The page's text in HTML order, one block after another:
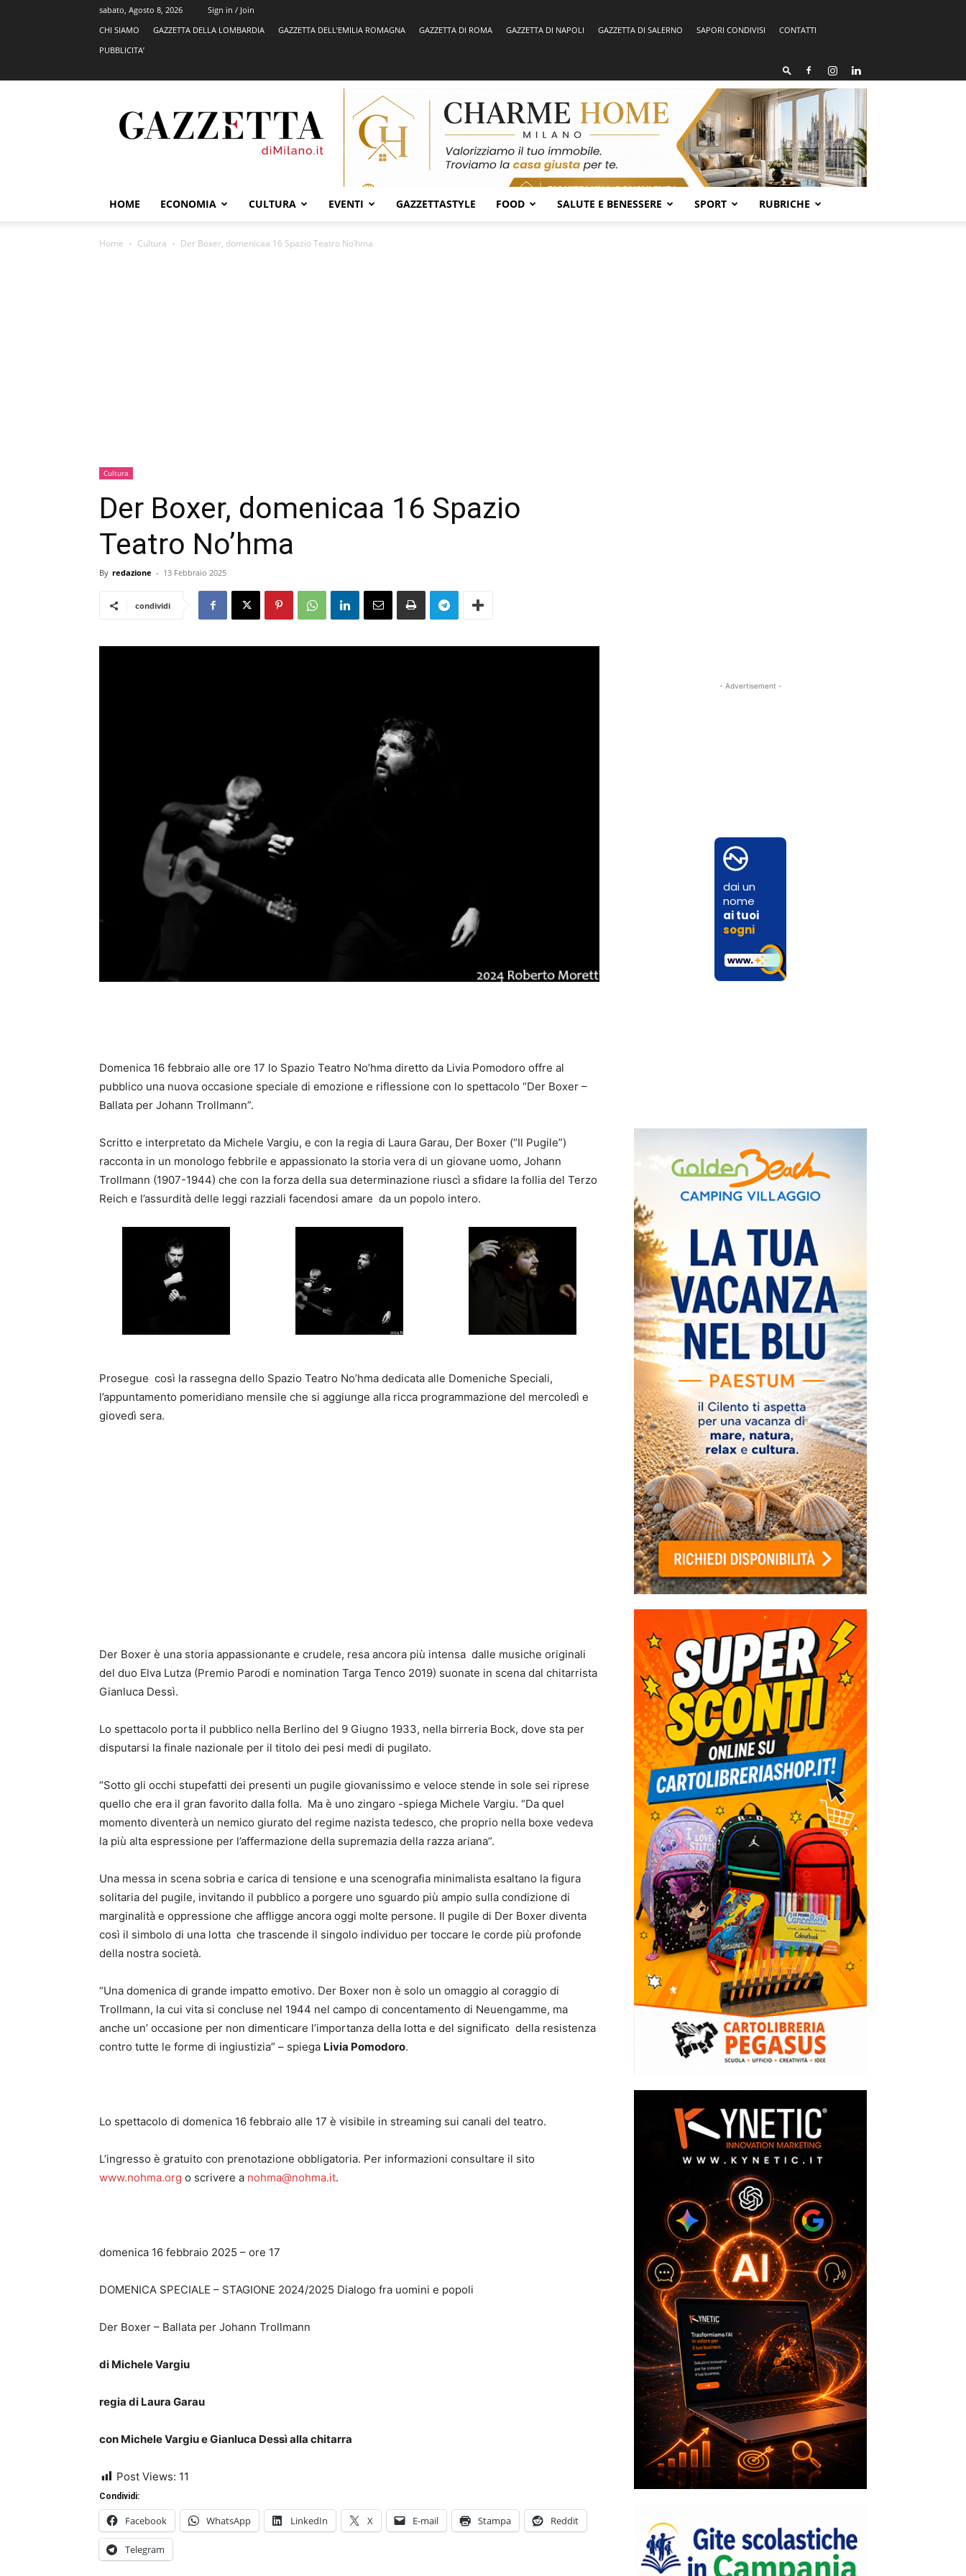
sabato, Agosto 8, 2026
Sign in / Join
CHI SIAMO
GAZZETTA DELLA LOMBARDIA GAZZETTA DELL’EMILIA ROMAGNA GAZZETTA DI ROMA GAZZETTA DI NAPOLI GAZZETTA DI SALERNO SAPORI CONDIVISI
CONTATTI
PUBBLICITA’
HOME ECONOMIA CULTURA EVENTI GAZZETTASTYLE FOOD SALUTE E BENESSERE SPORT RUBRICHE
Home Cultura Der Boxer, domenicaa 16 Spazio Teatro No’hma
Cultura
Der Boxer, domenicaa 16 Spazio
Teatro No’hma
By redazione - 13 Febbraio 2025
condividi
Domenica 16 febbraio alle ore 17 lo Spazio Teatro No’hma diretto da Livia Pomodoro offre al
pubblico una nuova occasione speciale di emozione e riflessione con lo spettacolo “Der Boxer –
Ballata per Johann Trollmann”.
Scritto e interpretato da Michele Vargiu, e con la regia di Laura Garau, Der Boxer (“Il Pugile”)
racconta in un monologo febbrile e appassionato la storia vera di un giovane uomo, Johann
Trollmann (1907-1944) che con la forza della sua determinazione riuscì a sfidare la follia del Terzo
Reich e l’assurdità delle leggi razziali facendosi amare da un popolo intero.
Prosegue così la rassegna dello Spazio Teatro No’hma dedicata alle Domeniche Speciali,
l’appuntamento pomeridiano mensile che si aggiunge alla ricca programmazione del mercoledì e
giovedì sera.
Der Boxer è una storia appassionante e crudele, resa ancora più intensa dalle musiche originali
del duo Elva Lutza (Premio Parodi e nomination Targa Tenco 2019) suonate in scena dal chitarrista
Gianluca Dessì.
Lo spettacolo porta il pubblico nella Berlino del 9 Giugno 1933, nella birreria Bock, dove sta per
disputarsi la finale nazionale per il titolo dei pesi medi di pugilato.
“Sotto gli occhi stupefatti dei presenti un pugile giovanissimo e veloce stende in sole sei riprese
quello che era il gran favorito dalla folla. Ma è uno zingaro -spiega Michele Vargiu. “Da quel
momento diventerà un nemico giurato del regime nazista tedesco, che proprio nella boxe vedeva
la più alta espressione per l’affermazione della supremazia della razza ariana”.
Una messa in scena sobria e carica di tensione e una scenografia minimalista esaltano la figura
solitaria del pugile, invitando il pubblico a porgere uno sguardo più ampio sulla condizione di
marginalità e oppressione che affligge ancora oggi molte persone. Il pugile di Der Boxer diventa
così il simbolo di una lotta che trascende il singolo individuo per toccare le corde più profonde
della nostra società.
“Una domenica di grande impatto emotivo. Der Boxer non è solo un omaggio al coraggio di
Trollmann, la cui vita si concluse nel 1944 nel campo di concentamento di Neuengamme, ma
anche un’ occasione per non dimenticare l’importanza della lotta e del significato della resistenza
contro tutte le forme di ingiustizia” – spiega Livia Pomodoro.
Lo spettacolo di domenica 16 febbraio alle 17 è visibile in streaming sui canali del teatro.
L’ingresso è gratuito con prenotazione obbligatoria. Per informazioni consultare il sito
www.nohma.org o scrivere a nohma@nohma.it.
domenica 16 febbraio 2025 – ore 17
DOMENICA SPECIALE – STAGIONE 2024/2025 Dialogo fra uomini e popoli
Der Boxer – Ballata per Johann Trollmann
di Michele Vargiu
regia di Laura Garau
con Michele Vargiu eGianluca Dessì alla chitarra
Post Views: 11
Condividi:
Facebook WhatsApp LinkedIn X E-mail Stampa Reddit
Telegram
- Advertisement -